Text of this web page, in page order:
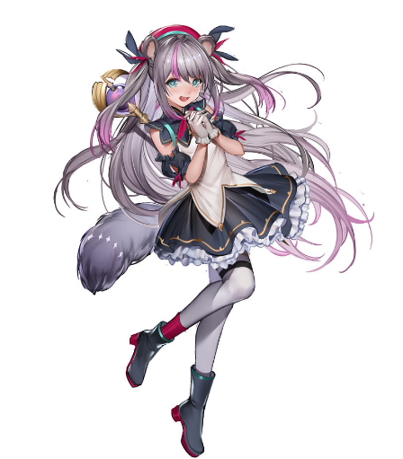
muevoクラウドファンディング
muevoコミュニティ
ぶいクラ！by muevo
FUKAKACHI+